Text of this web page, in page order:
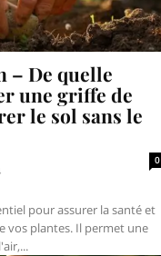
– De quelle
une griffe de
le sol sans le
0
pour assurer la santé et
vos plantes. Il permet une